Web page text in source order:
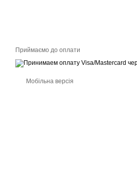
Приймаємо до оплати
Мобільна версія